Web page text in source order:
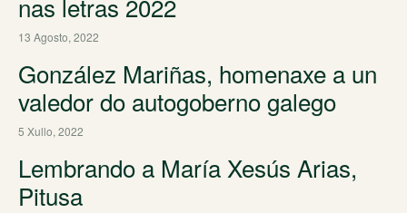
13 Agosto, 2022
González Mariñas, homenaxe a un
valedor do autogoberno galego
5 Xullo, 2022
Lembrando a María Xesús Arias,
Pitusa